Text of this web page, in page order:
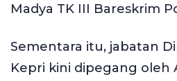
Madya TK III Bareskrim
Sementara itu, jabatan
Kepri kini dipegang oleh